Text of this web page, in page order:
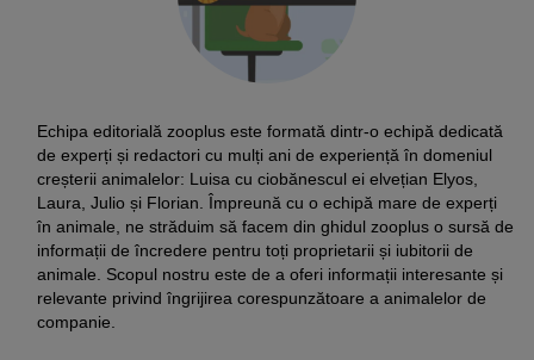
Echipa editorială zooplus este formată dintr-o echipă dedicată
de experți și redactori cu mulți ani de experiență în domeniul
creșterii animalelor: Luisa cu ciobănescul ei elvețian Elyos,
Laura, Julio și Florian. Împreună cu o echipă mare de experți
în animale, ne străduim să facem din ghidul zooplus o sursă de
informații de încredere pentru toți proprietarii și iubitorii de
animale. Scopul nostru este de a oferi informații interesante și
relevante privind îngrijirea corespunzătoare a animalelor de
companie.